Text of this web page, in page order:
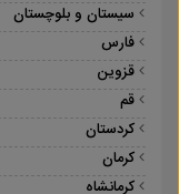
سیستان و بلوچستان
فارس
قزوین
قم
کردستان
کرمان
کرمانشاه